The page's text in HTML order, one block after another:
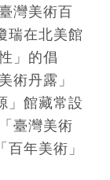
灣美術百
瑞在北美館
」的倡
術丹露」
」館藏常設
臺灣美術
年美術」